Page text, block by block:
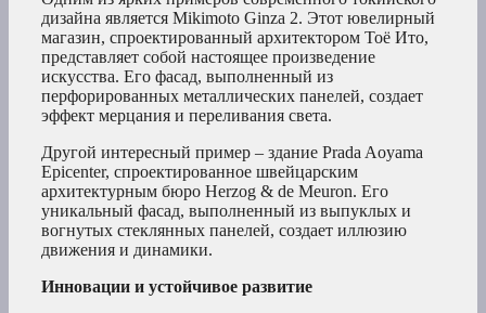
дизайна является Mikimoto Ginza 2. Этот ювелирный
магазин, спроектированный архитектором Тоё Ито,
представляет собой настоящее произведение
искусства. Его фасад, выполненный из
перфорированных металлических панелей, создает
эффект мерцания и переливания света.
Другой интересный пример – здание Prada Aoyama
Epicenter, спроектированное швейцарским
архитектурным бюро Herzog & de Meuron. Его
уникальный фасад, выполненный из выпуклых и
вогнутых стеклянных панелей, создает иллюзию
движения и динамики.
Инновации и устойчивое развитие